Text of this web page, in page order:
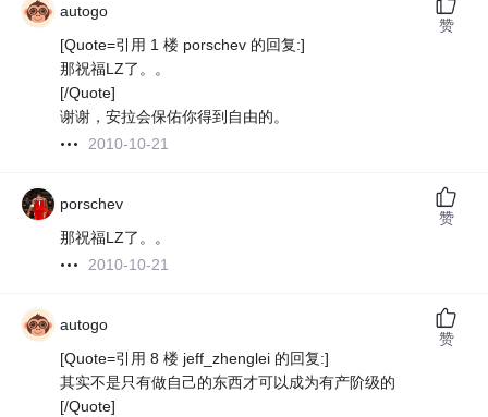
autogo
[Quote=引用 1 楼 porschev 的回复:]
那祝福LZ了。。
[/Quote]
谢谢，安拉会保佑你得到自由的。
2010-10-21
赞
porschev
那祝福LZ了。。
2010-10-21
赞
autogo
[Quote=引用 8 楼 jeff_zhenglei 的回复:]
其实不是只有做自己的东西才可以成为有产阶级的
[/Quote]
赞